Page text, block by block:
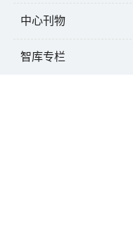
中心刊物
智库专栏